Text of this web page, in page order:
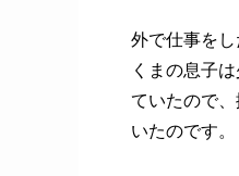
外で仕事を
くまの息子
ていたので
いたのです。